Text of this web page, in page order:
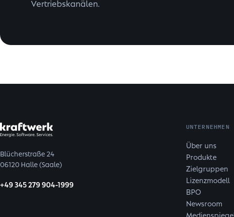
Vertriebskanälen.
Blücherstraße 24
06120 Halle (Saale)
+49 345 279 904-1999
UNTERNEHMEN
Über uns
Produkte
Zielgruppen
Lizenzmodell
BPO
Newsroom